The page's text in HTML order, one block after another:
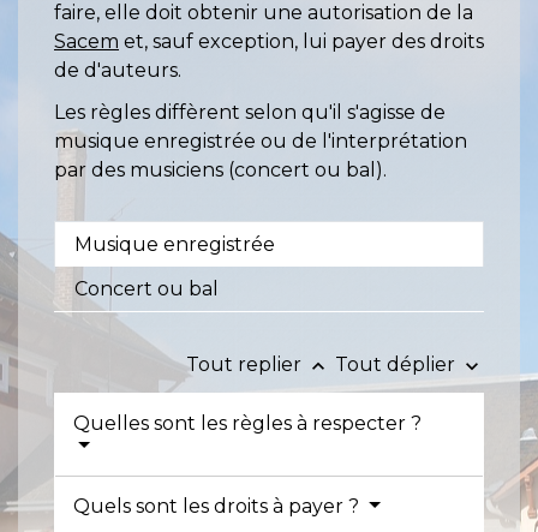
faire, elle doit obtenir une autorisation de la
Sacem et, sauf exception, lui payer des droits
de d'auteurs.
Les règles diffèrent selon qu'il s'agisse de
musique enregistrée ou de l'interprétation
par des musiciens (concert ou bal).
Musique enregistrée
Concert ou bal
Tout replier keyboard_arrow_up Tout déplier keyboard_arrow_down
Quelles sont les règles à respecter ?
Quels sont les droits à payer ?